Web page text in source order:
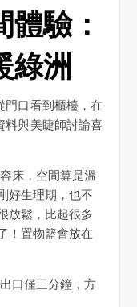
驗：
綠洲
門口看到櫃檯，在
料與美睫師討論喜
床，空間算是溫
好生理期，也不
放鬆，比起很多
！置物籃會放在
口僅三分鐘，方